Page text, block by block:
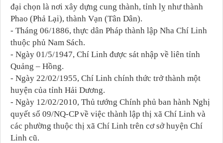
đại chọn là nơi xây dựng cung thành, tỉnh lỵ như thành
Phao (Phả Lại), thành Vạn (Tân Dân).
- Tháng 06/1886, thực dân Pháp thành lập Nha Chí Linh
thuộc phủ Nam Sách.
- Ngày 01/5/1947, Chí Linh được sát nhập về liên tỉnh
Quảng – Hồng.
- Ngày 22/02/1955, Chí Linh chính thức trở thành một
huyện của tỉnh Hải Dương.
- Ngày 12/02/2010, Thủ tướng Chính phủ ban hành Nghị
quyết số 09/NQ-CP về việc thành lập thị xã Chí Linh và
các phường thuộc thị xã Chí Linh trên cơ sở huyện Chí
Linh cũ.